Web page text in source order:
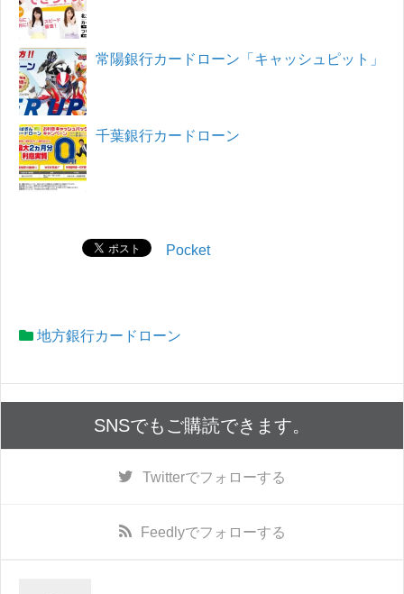
常陽銀行カードローン「キャッシュピット」
千葉銀行カードローン
Pocket
地方銀行カードローン
SNSでもご購読できます。
Twitterでフォローする
Feedlyでフォローする